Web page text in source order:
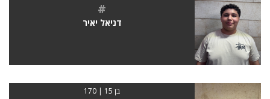
#
דניאל יאיר
בן 15 | 170